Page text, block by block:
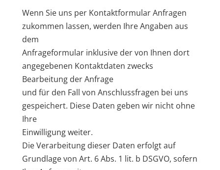
Wenn Sie uns per Kontaktformular Anfragen
zukommen lassen, werden Ihre Angaben aus
dem
Anfrageformular inklusive der von Ihnen dort
angegebenen Kontaktdaten zwecks
Bearbeitung der Anfrage
und für den Fall von Anschlussfragen bei uns
gespeichert. Diese Daten geben wir nicht ohne
Ihre
Einwilligung weiter.
Die Verarbeitung dieser Daten erfolgt auf
Grundlage von Art. 6 Abs. 1 lit. b DSGVO, sofern